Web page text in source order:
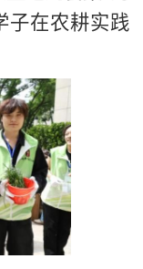
子在农耕实践